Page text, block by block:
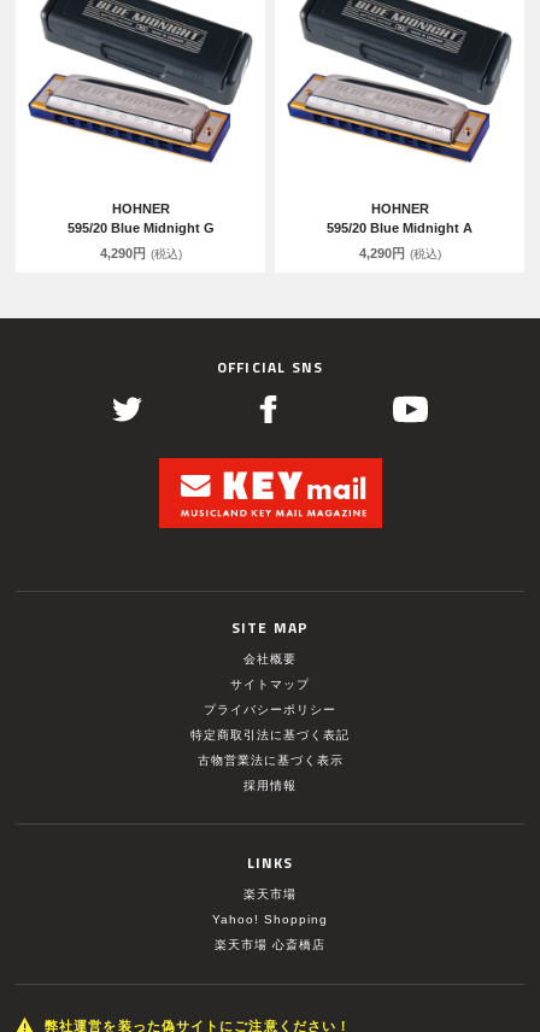
HOHNER
595/20 Blue Midnight G
4,290円 (税込)
HOHNER
595/20 Blue Midnight A
4,290円 (税込)
OFFICIAL SNS
SITE MAP
会社概要
サイトマップ
プライバシーポリシー
特定商取引法に基づく表記
古物営業法に基づく表示
採用情報
LINKS
楽天市場
Yahoo! Shopping
楽天市場 心斎橋店
弊社運営を装った偽サイトにご注意ください！